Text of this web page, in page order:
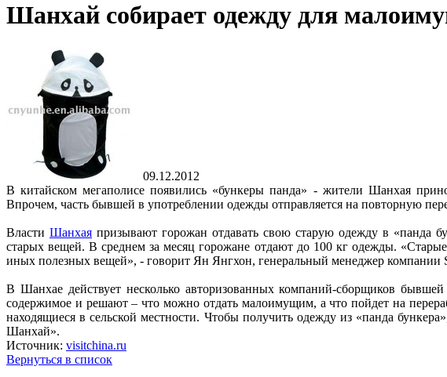
Шанхай собирает одежду для
09.12.2012
В китайском мегаполисе появились «бункеры панда» - жители Шанхая
Впрочем, часть бывшей в употреблении одежды отправляется на повторную
Власти Шанхаяпризывают горожан отдавать свою старую одежду в «панда
старых вещей. В среднем за месяц горожане отдают до 100 кг одежды.
иных полезных вещей», - говорит Ян Янгхон, генеральный менеджер компании
В Шанхае действует несколько авторизованных компаний-сборщиков
содержимое и решают – что можно отдать малоимущим, а что пойдет на
находящиеся в сельской местности. Чтобы получить одежду из «панда
Шанхай».
Источник: visitchina.ru
Вернуться в список